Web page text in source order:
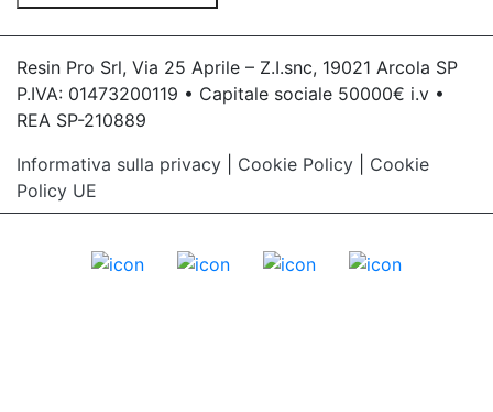
Resin Pro Srl, Via 25 Aprile – Z.I.snc, 19021 Arcola SP
P.IVA: 01473200119 • Capitale sociale 50000€ i.v •
REA SP-210889
Informativa sulla privacy
Cookie Policy
Cookie
Policy UE